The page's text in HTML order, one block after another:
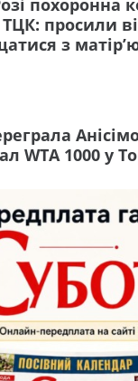
похоронна
просили
з
WTA 1000 у